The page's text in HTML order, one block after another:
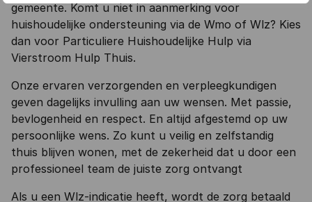
gemeente. Komt u niet in aanmerking voor
huishoudelijke ondersteuning via de Wmo of Wlz? Kies
dan voor Particuliere Huishoudelijke Hulp via
Vierstroom Hulp Thuis.
Onze ervaren verzorgenden en verpleegkundigen
geven dagelijks invulling aan uw wensen. Met passie,
bevlogenheid en respect. En altijd afgestemd op uw
persoonlijke wens. Zo kunt u veilig en zelfstandig
thuis blijven wonen, met de zekerheid dat u door een
professioneel team de juiste zorg ontvangt
Als u een Wlz-indicatie heeft, wordt de zorg betaald